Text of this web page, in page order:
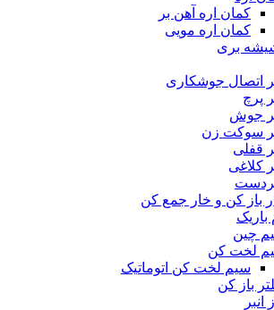
کمان اره آهن بر
کمان اره مویی
بری
اتصال جوشکاری
پرچ
جوش
سوکت زن
قفلی
کلاغی
باز کن و خار جمع کن
باریک
چین
لخت کن
سیم لخت کن اتوماتیک
باز کن
انبر